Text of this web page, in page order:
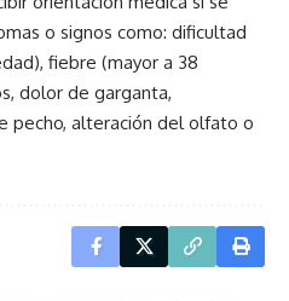
o signos como: dificultad
fiebre (mayor a 38
dolor de garganta,
pecho, alteración del olfato o